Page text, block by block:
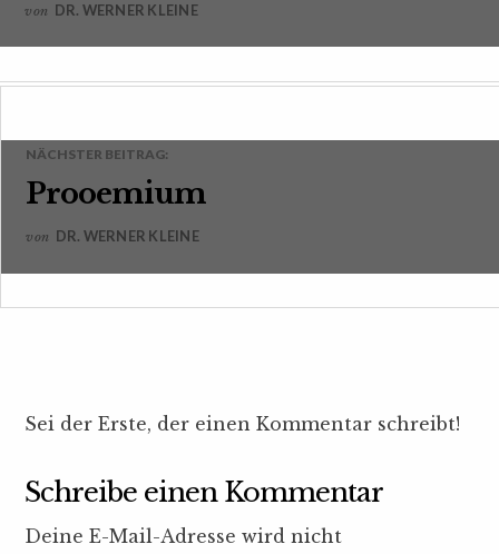
von DR. WERNER KLEINE
NÄCHSTER BEITRAG:
Prooemium
von DR. WERNER KLEINE
Sei der Erste, der einen Kommentar schreibt!
Schreibe einen Kommentar
Deine E-Mail-Adresse wird nicht